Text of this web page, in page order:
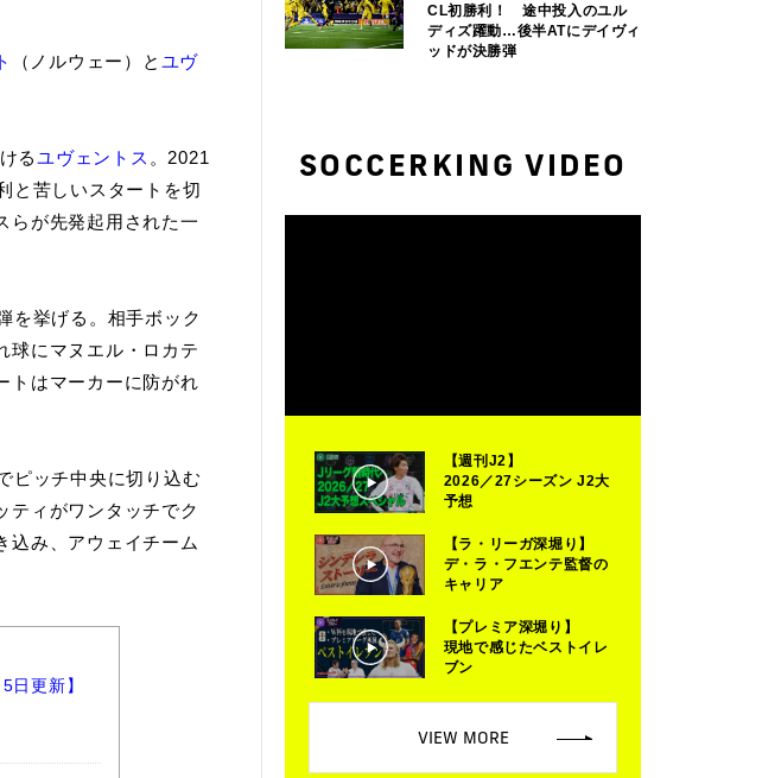
（ノルウェー）と ユヴ
るユヴェントス 。2021
と苦しいスタートを切
らが先発起用された一
を挙げる。相手ボック
球にマヌエル・ロカテ
トはマーカーに防がれ
ピッチ中央に切り込む
ティがワンタッチでク
込み、アウェイチーム
日更新】
CL初勝利！ 途中投入のユル
ディズ躍動…後半ATにデイヴィ
ッドが決勝弾
SOCCERKING VIDEO
【週刊J2】
2026／27シーズン J2大
予想
【ラ・リーガ深堀り】
デ・ラ・フエンテ監督の
キャリア
【プレミア深堀り】
現地で感じたベストイレ
ブン
VIEW MORE